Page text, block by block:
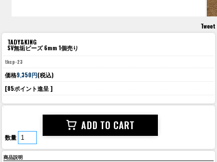
Tweet
TADY&KING
SV無垢ビーズ 6mm 1個売り
tkcp-23
価格9,350円(税込)
[85ポイント進呈 ]
数量
商品説明